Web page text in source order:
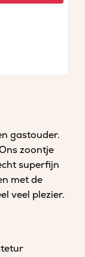
gastouder.
zoontje
superfijn
met de
veel plezier.